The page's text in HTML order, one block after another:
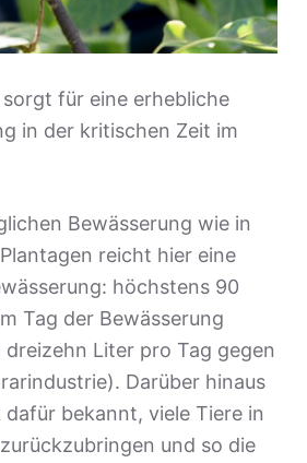
für eine erhebliche
in der kritischen Zeit im
Bewässerung wie in
reicht hier eine
höchstens 90
Tag der Bewässerung
Liter pro Tag gegen
Darüber hinaus
dafür bekannt, viele Tiere in
und so die